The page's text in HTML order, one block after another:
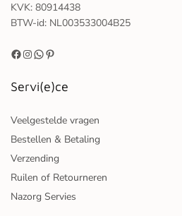
KVK: 80914438
BTW-id: NL003533004B25
Servi(e)ce
Veelgestelde vragen
Bestellen & Betaling
Verzending
Ruilen of Retourneren
Nazorg Servies